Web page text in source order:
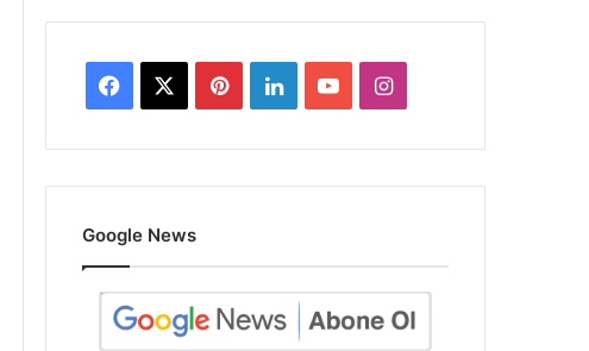
Facebook PinterestLinkedInYouTubeInstagram
Google News